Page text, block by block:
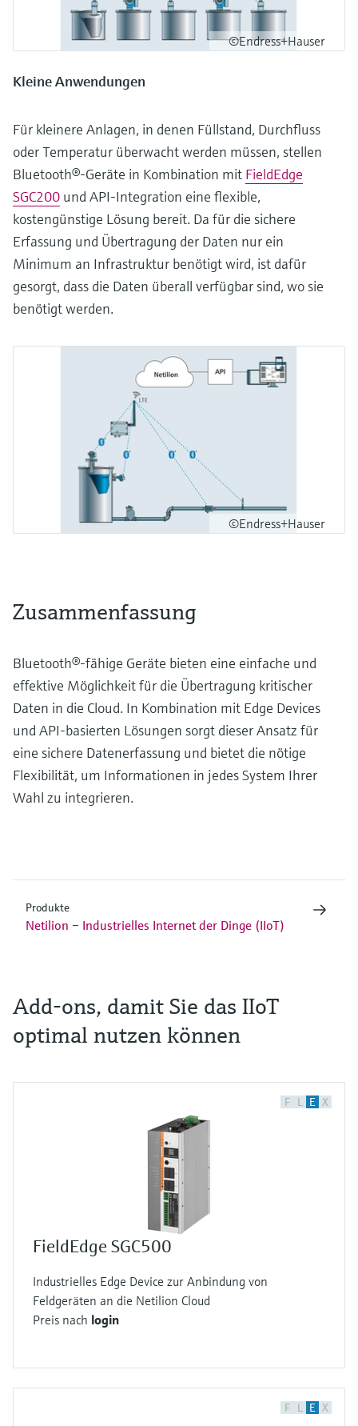
©Endress+Hauser
Kleine Anwendungen
Für kleinere Anlagen, in denen Füllstand, Durchfluss
oder Temperatur überwacht werden müssen, stellen
Bluetooth®-Geräte in Kombination mit FieldEdge
SGC200 und API-Integration eine flexible,
kostengünstige Lösung bereit. Da für die sichere
Erfassung und Übertragung der Daten nur ein
Minimum an Infrastruktur benötigt wird, ist dafür
gesorgt, dass die Daten überall verfügbar sind, wo sie
benötigt werden.
©Endress+Hauser
Zusammenfassung
Bluetooth®-fähige Geräte bieten eine einfache und
effektive Möglichkeit für die Übertragung kritischer
Daten in die Cloud. In Kombination mit Edge Devices
und API-basierten Lösungen sorgt dieser Ansatz für
eine sichere Datenerfassung und bietet die nötige
Flexibilität, um Informationen in jedes System Ihrer
Wahl zu integrieren.
Produkte
Netilion – Industrielles Internet der Dinge (IIoT)
Add-ons, damit Sie das IIoT
optimal nutzen können
F L E X
FieldEdge SGC500
Industrielles Edge Device zur Anbindung von
Feldgeräten an die Netilion Cloud
Preis nach login
F L E X